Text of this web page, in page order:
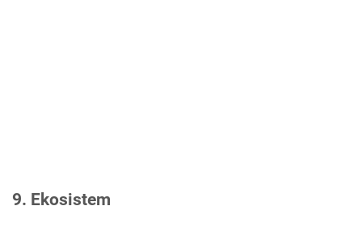
9. Ekosistem